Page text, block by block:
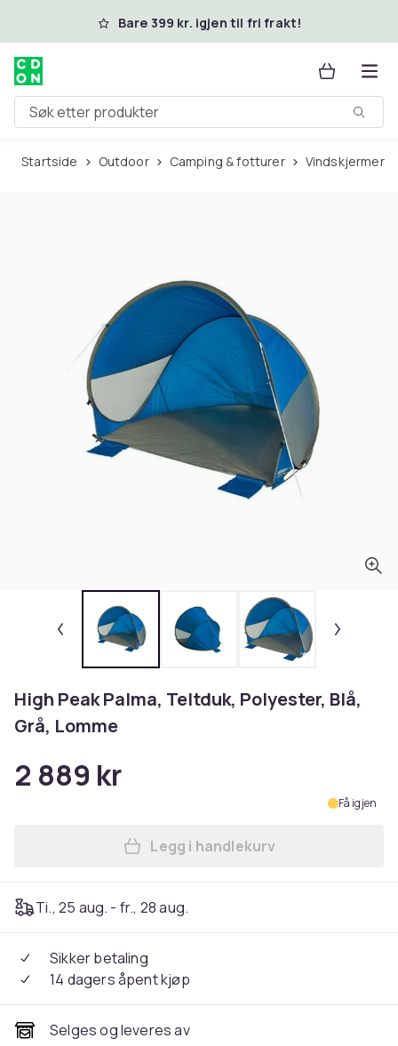
Hopp til hovedinnholdBare 399 kr. igjen til fri frakt!
Søk etter produkter
Startside Outdoor Camping & fotturer Vindskjermer
High Peak Palma, Teltduk, Polyester, Blå,
Grå, Lomme
2 889 kr
Få igjen
Legg High Peak Palma,
Legg i handlekurv
Ti., 25 aug. - fr., 28 aug.
Sikker betaling
14 dagers åpent kjøp
Selges og leveres av